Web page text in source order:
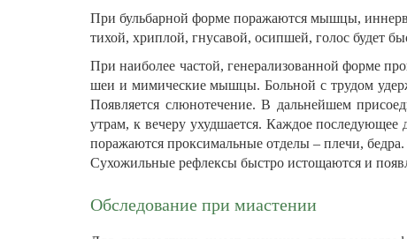
При бульбарной форме поражаются мышцы,
тихой, хриплой, гнусавой, осипшей, голос будет
При наиболее частой, генерализованной форме
шеи и мимические мышцы. Больной с трудом
Появляется слюнотечение. В дальнейшем
утрам, к вечеру ухудшается. Каждое
поражаются проксимальные отделы – плечи, бедра.
Сухожильные рефлексы быстро истощаются и
Обследование при миастении